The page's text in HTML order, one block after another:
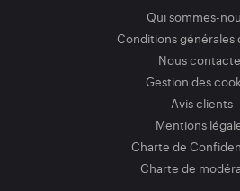
Qui sommes-
Conditions générales
Nous
Gestion des
Avis clients
Mentions
Charte de
Charte de